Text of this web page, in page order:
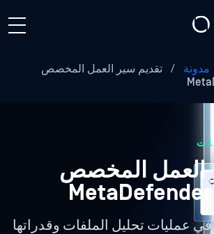
مدونة /
تقديم سير العمل المخصص
العمل المخصص
عمليات تحليل الملفات وقدراتها